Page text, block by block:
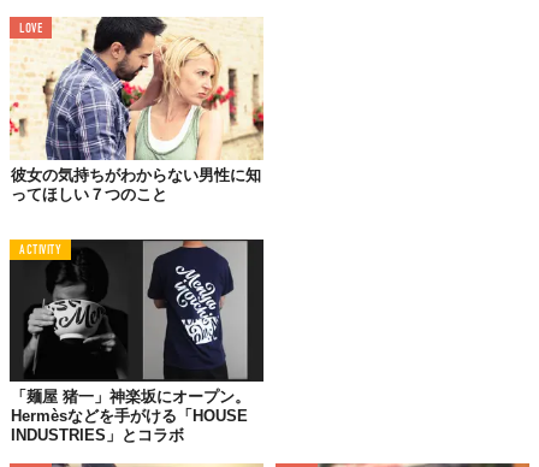
01.
無言であなたを 見つめる
03.
あなたのために、ペットの名前をたくさん考える
LOVE
彼女の気持ちがわからない男性に知
ってほしい７つのこと
ACTIVITY
「麺屋 猪一」神楽坂にオープン。
Hermèsなどを手がける「HOUSE
INDUSTRIES」とコラボ